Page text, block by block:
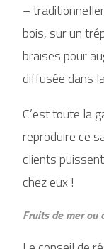
–
bois, sur un
braises pour
diffusée dans
C’est toute la
reproduire ce
clients
chez eux !
Fruits de mer